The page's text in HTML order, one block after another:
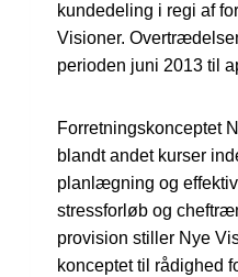
kundedeling i regi af
Visioner.
perioden juni 2013 til
Forretningskonceptet
blandt andet kurser
planlægning og
stressforløb og
provision stiller Nye
konceptet til rådighed